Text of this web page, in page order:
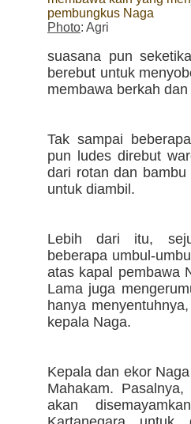
pembungkus Naga
Photo: Agri
suasana pun
berebut untuk
membawa berkah
Tak sampai
pun ludes direbut
dari rotan dan
untuk diambil.
Lebih dari itu,
beberapa umbul-
atas kapal pembawa
Lama juga
hanya
kepala Naga.
Kepala dan ekor
Mahakam.
akan